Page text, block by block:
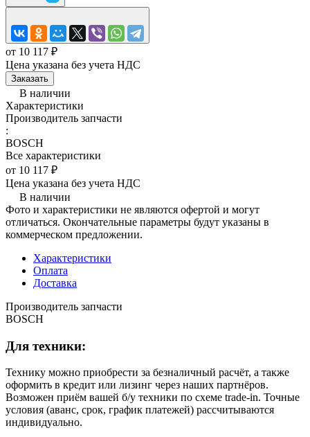
от 10 117 ₽
Цена указана без учета НДС
Заказать
В наличии
Характеристики
Производитель запчасти
:
BOSCH
Все характеристики
от 10 117 ₽
Цена указана без учета НДС
В наличии
Фото и характеристики не являются офертой и могут
отличаться. Окончательные параметры будут указаны в
коммерческом предложении.
Характеристики
Оплата
Доставка
Производитель запчасти
BOSCH
Для техники:
Технику можно приобрести за безналичный расчёт, а также
оформить в кредит или лизинг через наших партнёров.
Возможен приём вашей б/у техники по схеме trade-in. Точные
условия (аванс, срок, график платежей) рассчитываются
индивидуально.